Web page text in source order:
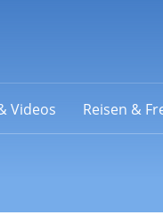
Videos Reisen &